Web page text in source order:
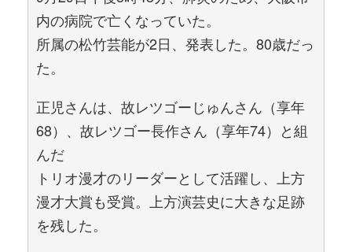
内の病院で亡くなっていた。
所属の松竹芸能が2日、発表した。80歳だっ
た。
正児さんは、故レツゴーじゅんさん（享年
68）、故レツゴー長作さん（享年74）と組
んだ
トリオ漫才のリーダーとして活躍し、上方
漫才大賞も受賞。上方演芸史に大きな足跡
を残した。